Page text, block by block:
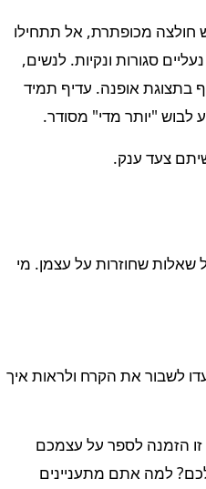
חולצה מכופתרת, אל תתחילו
סגורות ונקיות. לנשים,
בתצוגת אופנה. עדיף תמיד
"יותר מדי" מסודר.
צעד ענק.
שחוזרות על עצמן. מי
לשבור את הקרח ולראות איך
הזמנה לספר על עצמכם
לכם? למה אתם מתעניינים